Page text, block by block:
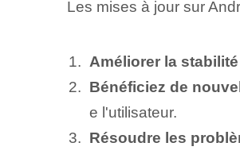
Les mises à jour sur
Améliorer la
Bénéficiez de
e l'utilisateur.
Résoudre les